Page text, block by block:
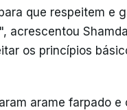
que respeitem e
acrescentou
os princípios
arame farpado